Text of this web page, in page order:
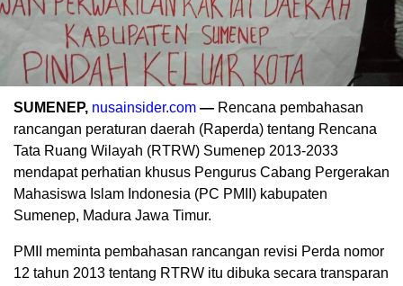
SUMENEP, nusainsider.com — Rencana pembahasan
rancangan peraturan daerah (Raperda) tentang Rencana
Tata Ruang Wilayah (RTRW) Sumenep 2013-2033
mendapat perhatian khusus Pengurus Cabang Pergerakan
Mahasiswa Islam Indonesia (PC PMII) kabupaten
Sumenep, Madura Jawa Timur.
PMII meminta pembahasan rancangan revisi Perda nomor
12 tahun 2013 tentang RTRW itu dibuka secara transparan